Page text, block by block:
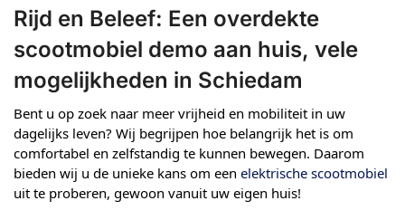
Rijd en Beleef: Een overdekte
scootmobiel demo aan huis, vele
mogelijkheden in Schiedam
Bent u op zoek naar meer vrijheid en mobiliteit in uw
dagelijks leven? Wij begrijpen hoe belangrijk het is om
comfortabel en zelfstandig te kunnen bewegen. Daarom
bieden wij u de unieke kans om een elektrische scootmobiel
uit te proberen, gewoon vanuit uw eigen huis!